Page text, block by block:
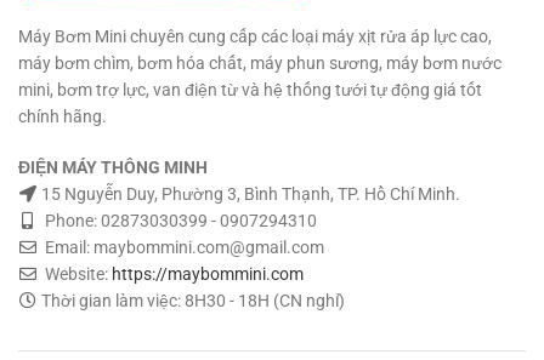
Máy Bơm Mini chuyên cung cấp các loại máy xịt rửa áp lực cao,
máy bơm chìm, bơm hóa chất, máy phun sương, máy bơm nước
mini, bơm trợ lực, van điện từ và hệ thống tưới tự động giá tốt
chính hãng.
ĐIỆN MÁY THÔNG MINH
15 Nguyễn Duy, Phường 3, Bình Thạnh, TP. Hồ Chí Minh.
Phone: 02873030399 - 0907294310
Email: maybommini.com@gmail.com
Website: https://maybommini.com
Thời gian làm việc: 8H30 - 18H (CN nghỉ)